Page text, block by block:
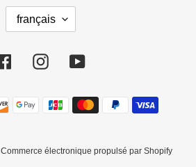
L
A
G
U
français
FacebookInstagramYouTube
Moyens
de
Commerce électronique propulsé par Shopify